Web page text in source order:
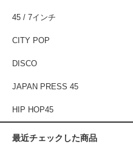
45 / 7インチ
CITY POP
DISCO
JAPAN PRESS 45
HIP HOP45
最近チェックした商品